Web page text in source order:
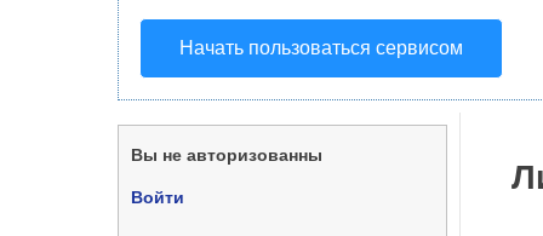
Начать пользоваться сервисом
Вы не авторизованны
Войти